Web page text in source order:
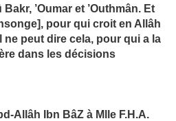
’Oumar et ’Outhmân. Et
pour qui croit en Allâh
ne peut dire cela, pour qui a la
dans les décisions
Allâh Ibn BâZ à Mlle F.H.A.